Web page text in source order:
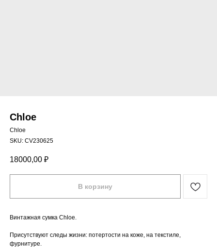
Chloe
Chloe
SKU: CV230625
18000,00 ₽
В корзину
Винтажная сумка Chloe.
Присутствуют следы жизни: потертости на коже, на текстиле,
фурнитуре.